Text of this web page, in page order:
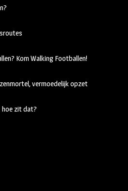
Kom Walking Footballen!
vermoedelijk opzet
hoe zit dat?